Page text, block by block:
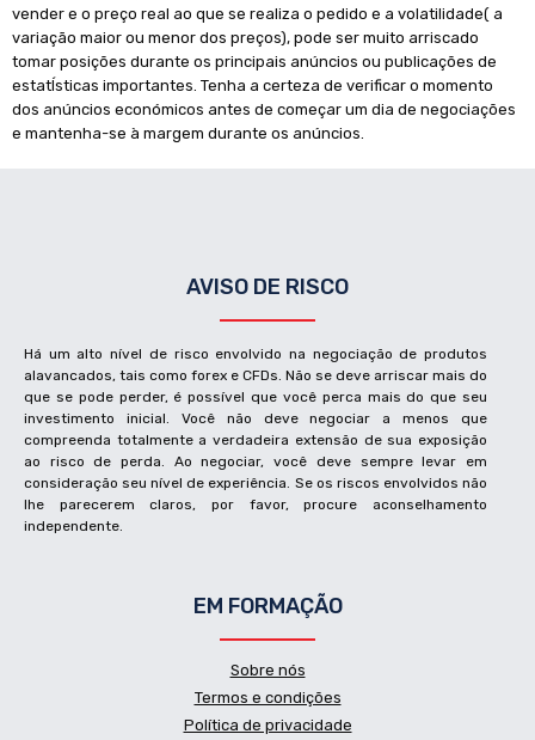
vender e o preço real ao que se realiza o pedido e a volatilidade( a
variação maior ou menor dos preços), pode ser muito arriscado
tomar posições durante os principais anúncios ou publicações de
estatÍsticas importantes. Tenha a certeza de verificar o momento
dos anúncios económicos antes de começar um dia de negociações
e mantenha-se à margem durante os anúncios.
AVISO DE RISCO
Há um alto nível de risco envolvido na negociação de produtos
alavancados, tais como forex e CFDs. Não se deve arriscar mais do
que se pode perder, é possível que você perca mais do que seu
investimento inicial. Você não deve negociar a menos que
compreenda totalmente a verdadeira extensão de sua exposição
ao risco de perda. Ao negociar, você deve sempre levar em
consideração seu nível de experiência. Se os riscos envolvidos não
lhe parecerem claros, por favor, procure aconselhamento
independente.
EM FORMAÇÃO
Sobre nós
Termos e condições
Política de privacidade